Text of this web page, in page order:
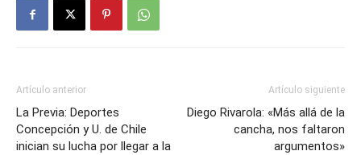
Artículo anterior
La Previa: Deportes
Concepción y U. de Chile
inician su lucha por llegar a la
Artículo siguiente
Diego Rivarola: «Más allá de la
cancha, nos faltaron
argumentos»